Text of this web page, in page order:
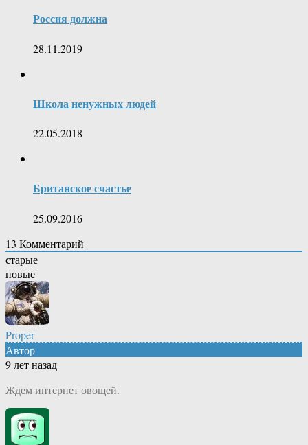
Россия должна
28.11.2019
Школа ненужных людей
22.05.2018
Британское счастье
25.09.2016
13 Комментарий
старые
новые
Proper
Автор
9 лет назад
Ждем интернет овощей.